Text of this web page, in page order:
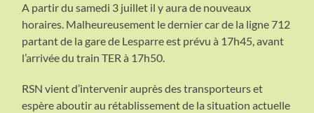
A partir du samedi 3 juillet il y aura de nouveaux
horaires. Malheureusement le dernier car de la ligne 712
partant de la gare de Lesparre est prévu à 17h45, avant
l’arrivée du train TER à 17h50.
RSN vient d’intervenir auprès des transporteurs et
espère aboutir au rétablissement de la situation actuelle